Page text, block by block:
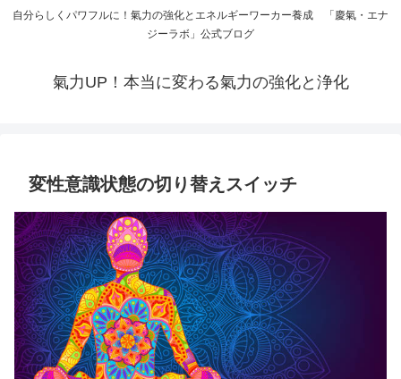
自分らしくパワフルに！氣力の強化とエネルギーワーカー養成 「慶氣・エナ
ジーラボ」公式ブログ
氣力UP！本当に変わる氣力の強化と浄化
変性意識状態の切り替えスイッチ